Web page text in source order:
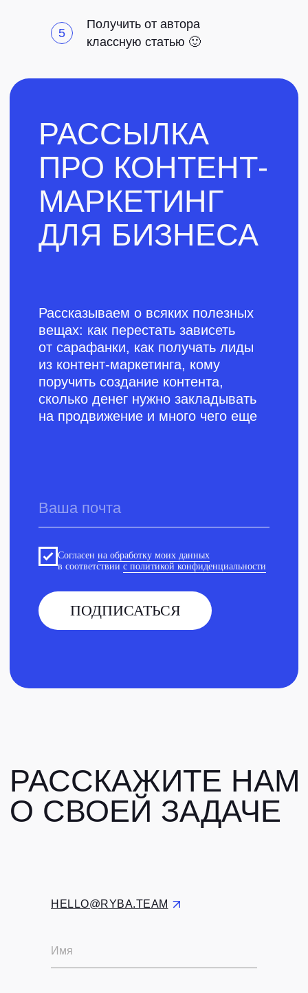
Получить от автора
классную статью 🙂
HELLO@RYBA.TEAM